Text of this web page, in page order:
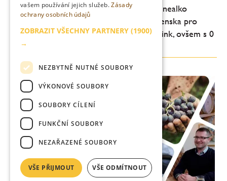
VIKEZA Gastro uvádí nově na český trh nealko
variantu aperitivu Nochino Ruby ze Slovenska pro
všechny, kdo si chtějí užít léto i skvělý drink, ovšem s 0
% promile.
vašem používání jejich služeb.Zásady
ochrany osobních údajů
ZOBRAZIT VŠECHNY PARTNERY (1900)
→
NEZBYTNĚ NUTNÉ SOUBORY
VÝKONOVÉ SOUBORY
SOUBORY CÍLENÍ
FUNKČNÍ SOUBORY
NEZAŘAZENÉ SOUBORY
VŠE PŘIJMOUT VŠE ODMÍTNOUT